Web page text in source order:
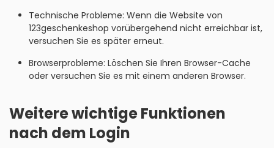
Technische Probleme: Wenn die Website von
123geschenkeshop vorübergehend nicht erreichbar ist,
versuchen Sie es später erneut.
Browserprobleme: Löschen Sie Ihren Browser-Cache
oder versuchen Sie es mit einem anderen Browser.
Weitere wichtige Funktionen
nach dem Login